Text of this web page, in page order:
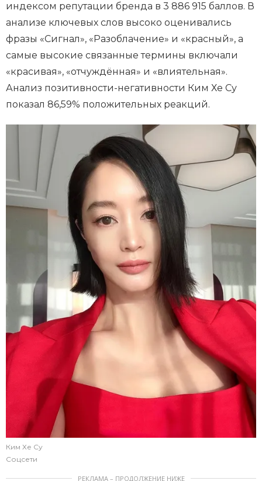
индексом репутации бренда в 3 886 915 баллов. В
анализе ключевых слов высоко оценивались
фразы «Сигнал», «Разоблачение» и «красный», а
самые высокие связанные термины включали
«красивая», «отчуждённая» и «влиятельная».
Анализ позитивности-негативности Ким Хе Су
показал 86,59% положительных реакций.
Ким Хе Су
Соцсети
РЕКЛАМА – ПРОДОЛЖЕНИЕ НИЖЕ